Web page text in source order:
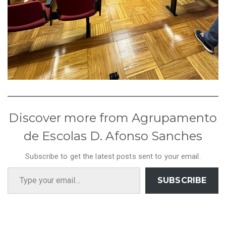
Discover more from Agrupamento
de Escolas D. Afonso Sanches
Subscribe to get the latest posts sent to your email.
Type your email…
SUBSCRIBE